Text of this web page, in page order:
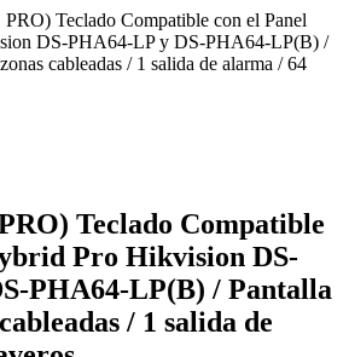
Teclado Compatible
Pro Hikvision DS-
PHA64-LP(B) / Pantalla
/ 1 salida de